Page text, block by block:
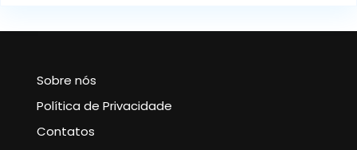
Sobre nós
Política de Privacidade
Contatos